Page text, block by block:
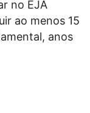
no EJA
ao menos 15
anos